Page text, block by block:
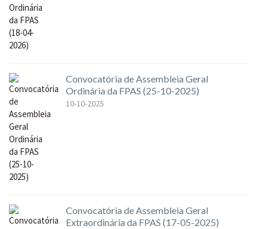
Convocatória de Assembleia Geral
Ordinária da FPAS (25-10-2025)
10-10-2025
Convocatória de Assembleia Geral
Extraordinária da FPAS (17-05-2025)